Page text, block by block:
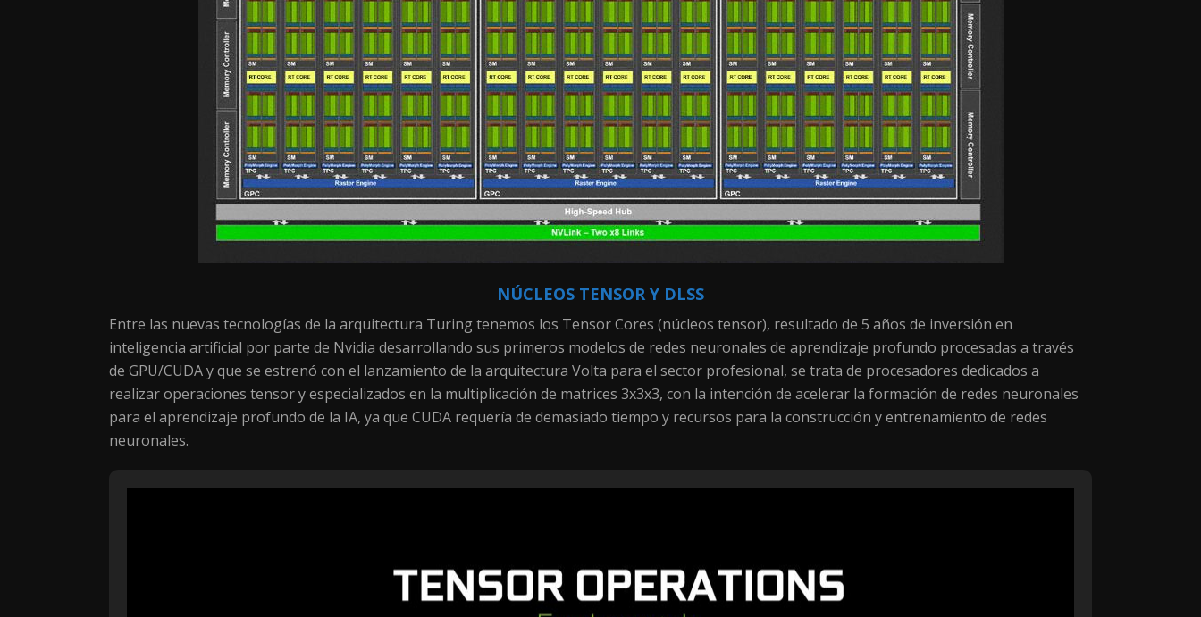
NÚCLEOS TENSOR Y DLSS
Entre las nuevas tecnologías de la arquitectura Turing tenemos los Tensor Cores (núcleos tensor), resultado de 5 años de inversión en
inteligencia artificial por parte de Nvidia desarrollando sus primeros modelos de redes neuronales de aprendizaje profundo procesadas a través
de GPU/CUDA y que se estrenó con el lanzamiento de la arquitectura Volta para el sector profesional, se trata de procesadores dedicados a
realizar operaciones tensor y especializados en la multiplicación de matrices 3x3x3, con la intención de acelerar la formación de redes neuronales
para el aprendizaje profundo de la IA, ya que CUDA requería de demasiado tiempo y recursos para la construcción y entrenamiento de redes
neuronales.